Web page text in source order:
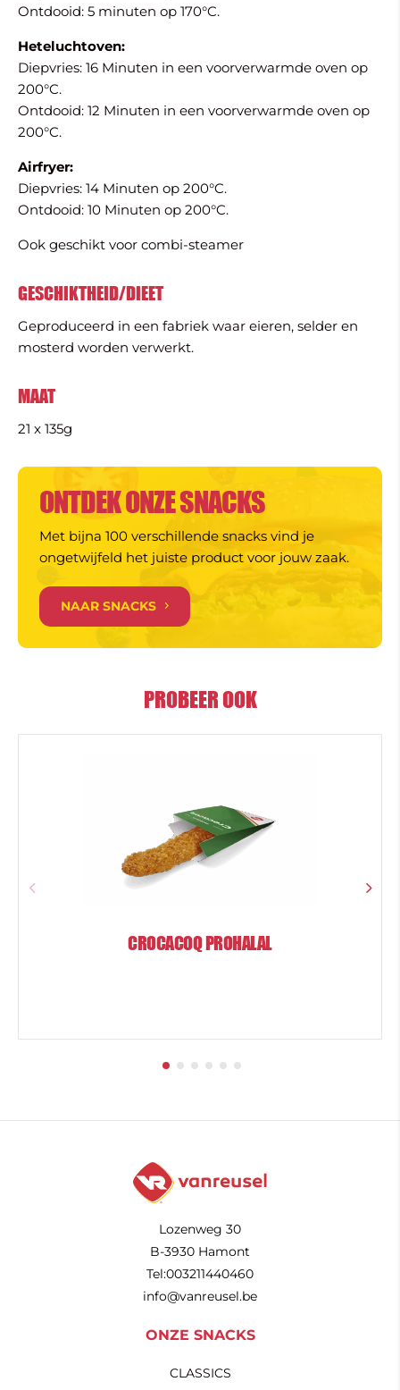
Ontdooid: 5 minuten op 170°C.
Heteluchtoven:
Diepvries: 16 Minuten in een voorverwarmde oven op
200°C.
Ontdooid: 12 Minuten in een voorverwarmde oven op
200°C.
Airfryer:
Diepvries: 14 Minuten op 200°C.
Ontdooid: 10 Minuten op 200°C.
Ook geschikt voor combi-steamer
GESCHIKTHEID/DIEET
Geproduceerd in een fabriek waar eieren, selder en
mosterd worden verwerkt.
MAAT
21 x 135g
ONTDEK ONZE SNACKS
Met bijna 100 verschillende snacks vind je
ongetwijfeld het juiste product voor jouw zaak.
NAAR SNACKS
PROBEER OOK
CROCACOQ PROHALAL
Lozenweg 30
B-3930 Hamont
Tel:003211440460
info@vanreusel.be
ONZE SNACKS
CLASSICS